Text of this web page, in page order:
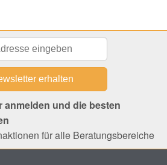
anmelden und die besten
für alle Beratungsbereiche